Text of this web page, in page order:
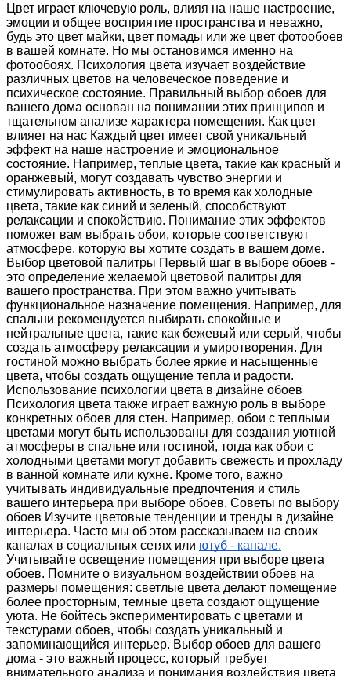
Цвет играет ключевую роль, влияя на наше настроение,
эмоции и общее восприятие пространства и неважно,
будь это цвет майки, цвет помады или же цвет фотообоев
в вашей комнате. Но мы остановимся именно на
фотообоях. Психология цвета изучает воздействие
различных цветов на человеческое поведение и
психическое состояние. Правильный выбор обоев для
вашего дома основан на понимании этих принципов и
тщательном анализе характера помещения. Как цвет
влияет на нас Каждый цвет имеет свой уникальный
эффект на наше настроение и эмоциональное
состояние. Например, теплые цвета, такие как красный и
оранжевый, могут создавать чувство энергии и
стимулировать активность, в то время как холодные
цвета, такие как синий и зеленый, способствуют
релаксации и спокойствию. Понимание этих эффектов
поможет вам выбрать обои, которые соответствуют
атмосфере, которую вы хотите создать в вашем доме.
Выбор цветовой палитры Первый шаг в выборе обоев -
это определение желаемой цветовой палитры для
вашего пространства. При этом важно учитывать
функциональное назначение помещения. Например, для
спальни рекомендуется выбирать спокойные и
нейтральные цвета, такие как бежевый или серый, чтобы
создать атмосферу релаксации и умиротворения. Для
гостиной можно выбрать более яркие и насыщенные
цвета, чтобы создать ощущение тепла и радости.
Использование психологии цвета в дизайне обоев
Психология цвета также играет важную роль в выборе
конкретных обоев для стен. Например, обои с теплыми
цветами могут быть использованы для создания уютной
атмосферы в спальне или гостиной, тогда как обои с
холодными цветами могут добавить свежесть и прохладу
в ванной комнате или кухне. Кроме того, важно
учитывать индивидуальные предпочтения и стиль
вашего интерьера при выборе обоев. Советы по выбору
обоев Изучите цветовые тенденции и тренды в дизайне
интерьера. Часто мы об этом рассказываем на своих
каналах в социальных сетях или ютуб - канале.
Учитывайте освещение помещения при выборе цвета
обоев. Помните о визуальном воздействии обоев на
размеры помещения: светлые цвета делают помещение
более просторным, темные цвета создают ощущение
уюта. Не бойтесь экспериментировать с цветами и
текстурами обоев, чтобы создать уникальный и
запоминающийся интерьер. Выбор обоев для вашего
дома - это важный процесс, который требует
внимательного анализа и понимания воздействия цвета